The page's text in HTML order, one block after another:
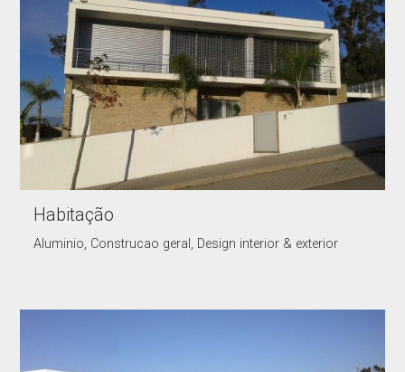
Habitação
Aluminio, Construcao geral, Design interior & exterior